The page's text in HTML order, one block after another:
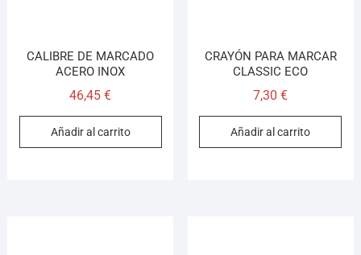
CALIBRE DE MARCADO
ACERO INOX
46,45€
Añadir al carrito
CRAYÓN PARA MARCAR
CLASSIC ECO
7,30€
Añadir al carrito